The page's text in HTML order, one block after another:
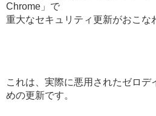
Chrome」で
重大なセキュリティ更新がおこな
これは、実際に悪用されたゼロデ
めの更新です。